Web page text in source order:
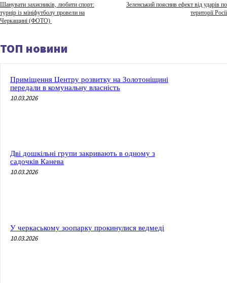
Шанувати захисників, любити спорт:
турнір із мініфутболу провели на
Черкащині (ФОТО)
Зеленський пояснив ефект від ударів по
території Росії
ТОП новини
Приміщення Центру розвитку на Золотоніщині
передали в комунальну власність
10.03.2026
Дві дошкільні групи закривають в одному з
садочків Канева
10.03.2026
У черкаському зоопарку прокинулися ведмеді
10.03.2026